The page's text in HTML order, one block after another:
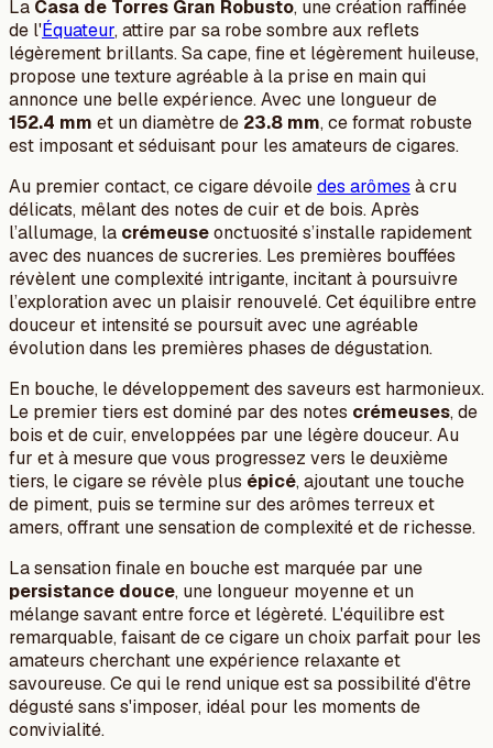
La Casa de Torres Gran Robusto, une création raffinée
de l'Équateur, attire par sa robe sombre aux reflets
légèrement brillants. Sa cape, fine et légèrement huileuse,
propose une texture agréable à la prise en main qui
annonce une belle expérience. Avec une longueur de
152.4 mm et un diamètre de 23.8 mm, ce format robuste
est imposant et séduisant pour les amateurs de cigares.
Au premier contact, ce cigare dévoiledes arômes à cru
délicats, mêlant des notes de cuir et de bois. Après
l’allumage, la crémeuseonctuosité s’installe rapidement
avec des nuances de sucreries. Les premières bouffées
révèlent une complexité intrigante, incitant à poursuivre
l’exploration avec un plaisir renouvelé. Cet équilibre entre
douceur et intensité se poursuit avec une agréable
évolution dans les premières phases de dégustation.
En bouche, le développement des saveurs est harmonieux.
Le premier tiers est dominé par des notes crémeuses, de
bois et de cuir, enveloppées par une légère douceur. Au
fur et à mesure que vous progressez vers le deuxième
tiers, le cigare se révèle plus épicé, ajoutant une touche
de piment, puis se termine sur des arômes terreux et
amers, offrant une sensation de complexité et de richesse.
La sensation finale en bouche est marquée par une
persistance douce, une longueur moyenne et un
mélange savant entre force et légèreté. L'équilibre est
remarquable, faisant de ce cigare un choix parfait pour les
amateurs cherchant une expérience relaxante et
savoureuse. Ce qui le rend unique est sa possibilité d'être
dégusté sans s'imposer, idéal pour les moments de
convivialité.